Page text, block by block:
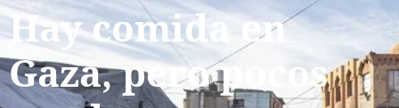
Hay comida en
Gaza, pero pocos